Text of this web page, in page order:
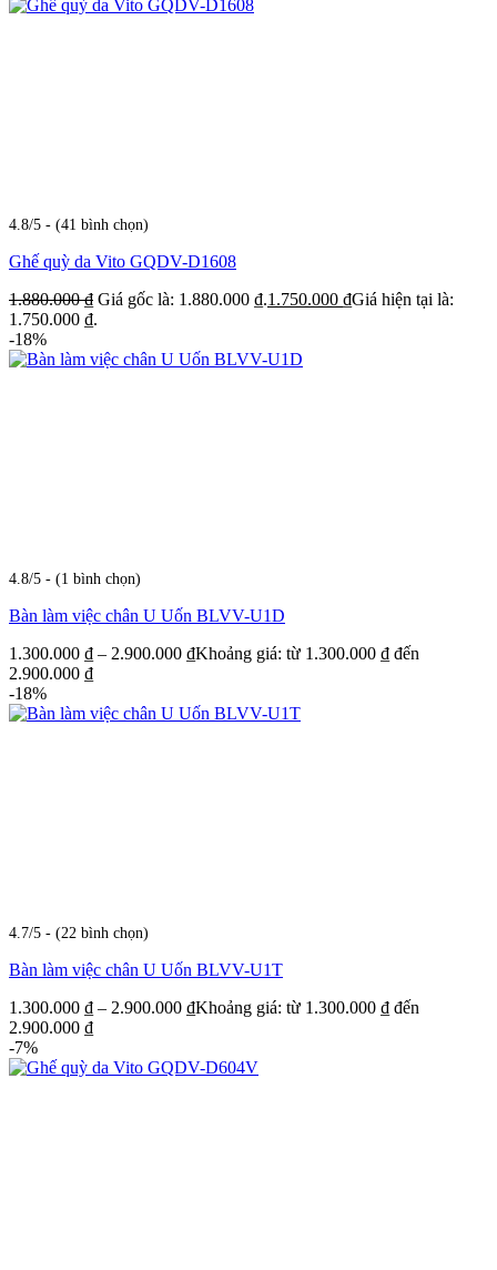
4.8/5 - (41 bình chọn)
Ghế quỳ da Vito GQDV-D1608
1.880.000₫ Giá gốc là: 1.880.000 ₫.1.750.000 ₫Giá hiện tại là:
1.750.000 ₫.
-18%
4.8/5 - (1 bình chọn)
Bàn làm việc chân U Uốn BLVV-U1D
1.300.000 ₫ – 2.900.000 ₫Khoảng giá: từ 1.300.000 ₫ đến
2.900.000 ₫
-18%
4.7/5 - (22 bình chọn)
Bàn làm việc chân U Uốn BLVV-U1T
1.300.000 ₫ – 2.900.000 ₫Khoảng giá: từ 1.300.000 ₫ đến
2.900.000 ₫
-7%